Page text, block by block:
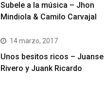
Subele a la música – Jhon
Mindiola & Camilo Carvajal
14 marzo, 2017
Unos besitos ricos – Juanse
Rivero y Juank Ricardo